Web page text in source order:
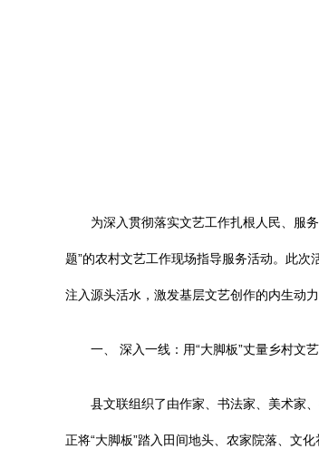
为深入贯彻落实文艺工作扎根人民、服
题”的农村文艺工作现场指导服务活动。此次
注入源头活水，激发基层文艺创作的内生动力
一、 深入一线：用“大脚板”丈量乡村文
县文联组织了由作家、书法家、美术家
正将“大脚板”踏入田间地头、农家院落、文